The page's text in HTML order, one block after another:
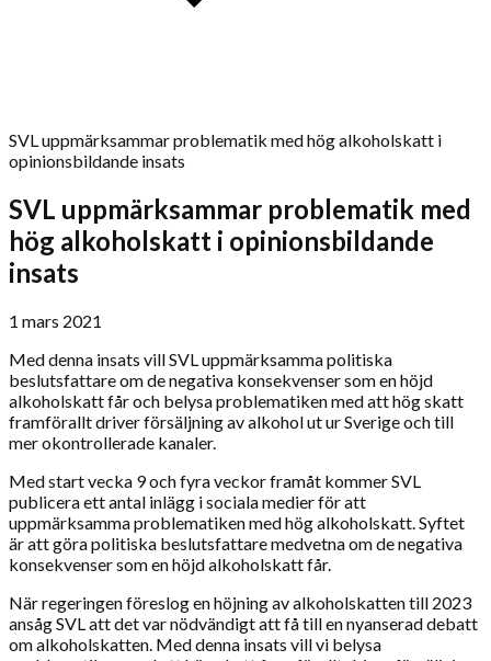
SVL uppmärksammar problematik med hög alkoholskatt i
opinionsbildande insats
SVL uppmärksammar problematik med
hög alkoholskatt i opinionsbildande
insats
1 mars 2021
Med denna insats vill SVL uppmärksamma politiska
beslutsfattare om de negativa konsekvenser som en höjd
alkoholskatt får och belysa problematiken med att hög skatt
framförallt driver försäljning av alkohol ut ur Sverige och till
mer okontrollerade kanaler.
Med start vecka 9 och fyra veckor framåt kommer SVL
publicera ett antal inlägg i sociala medier för att
uppmärksamma problematiken med hög alkoholskatt. Syftet
är att göra politiska beslutsfattare medvetna om de negativa
konsekvenser som en höjd alkoholskatt får.
När regeringen föreslog en höjning av alkoholskatten till 2023
ansåg SVL att det var nödvändigt att få till en nyanserad debatt
om alkoholskatten. Med denna insats vill vi belysa